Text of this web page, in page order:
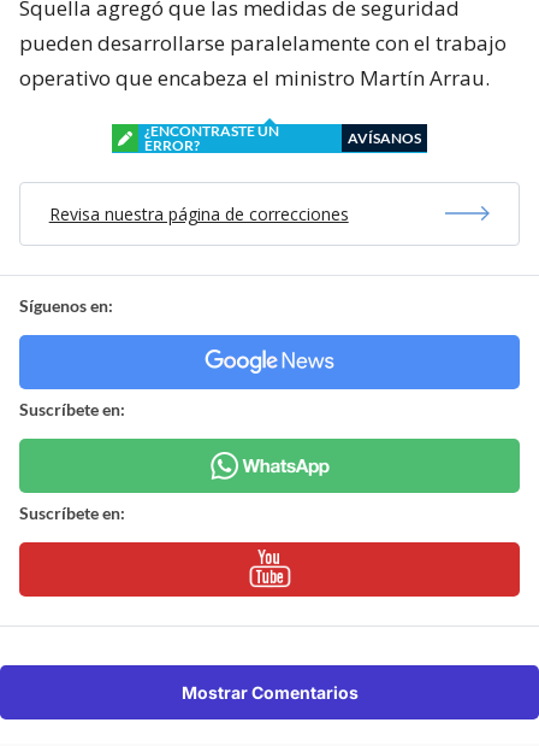
Squella agregó que las medidas de seguridad
pueden desarrollarse paralelamente con el trabajo
operativo que encabeza el ministro Martín Arrau.
¿ENCONTRASTE UN
ERROR?
AVÍSANOS
Revisa nuestra página de correcciones
Síguenos en:
Suscríbete en:
Suscríbete en:
Mostrar Comentarios